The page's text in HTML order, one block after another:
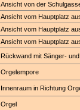
Ansicht von der
Ansicht vom Hauptplatz
Ansicht vom Hauptplatz
Ansicht vom Hauptplatz
Rückwand mit Sänger-
Orgelempore
Innenraum in Richtung
Orgel